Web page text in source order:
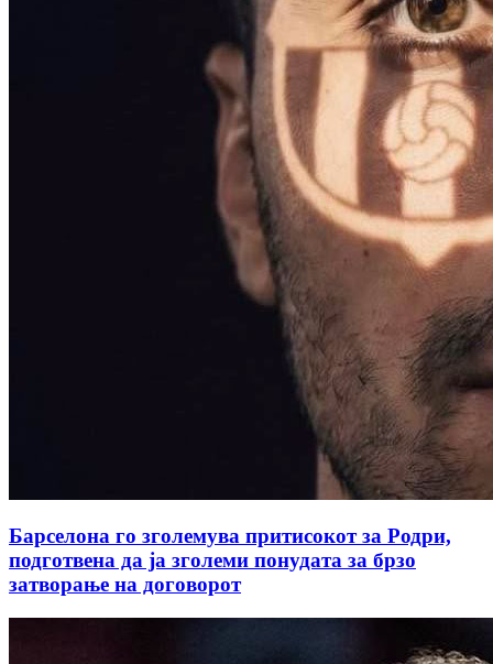
Барселона го зголемува притисокот за Родри,
подготвена да ја зголеми понудата за брзо
затворање на договорот